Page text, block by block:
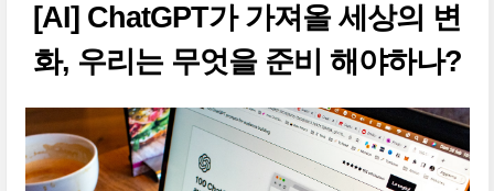
[AI] ChatGPT가 가져올 세상의 변
화, 우리는 무엇을 준비 해야하나?